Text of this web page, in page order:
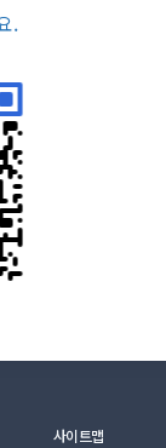
.
사이트맵